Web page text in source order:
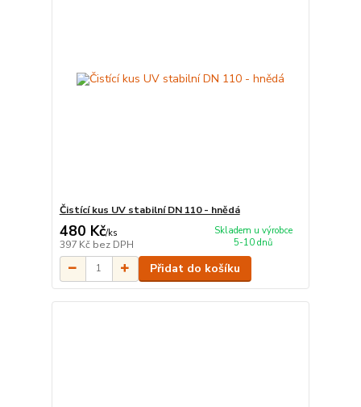
Čistící kus UV stabilní DN 110 - hnědá
480 Kč/ks
397 Kč bez DPH
Skladem u výrobce
5-10 dnů
Přidat do košíku